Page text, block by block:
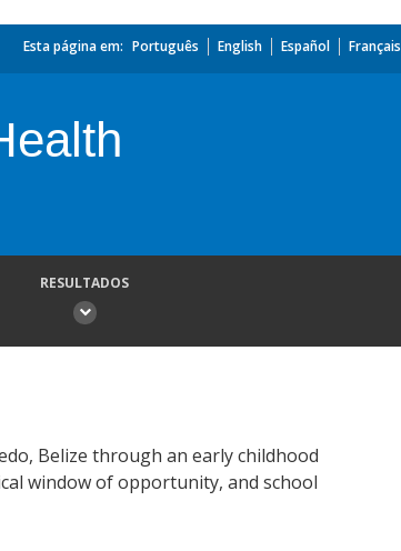
Esta página em: Português English Español Français
RESULTADOS
Belize through an early childhood
window of opportunity, and school